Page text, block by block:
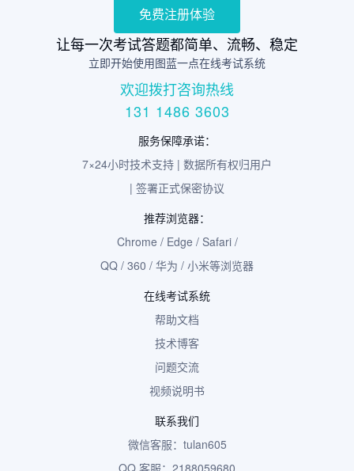
免费注册体验
让每一次考试答题都简单、流畅、稳定
立即开始使用图蓝一点在线考试系统
欢迎拨打咨询热线
131 1486 3603
服务保障承诺：
7×24小时技术支持 | 数据所有权归用户
| 签署正式保密协议
推荐浏览器：
Chrome / Edge / Safari /
QQ / 360 / 华为 / 小米等浏览器
在线考试系统
帮助文档
技术博客
问题交流
视频说明书
联系我们
微信客服：tulan605
QQ 客服：2188059680